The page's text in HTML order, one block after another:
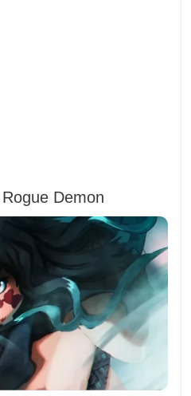
Demon